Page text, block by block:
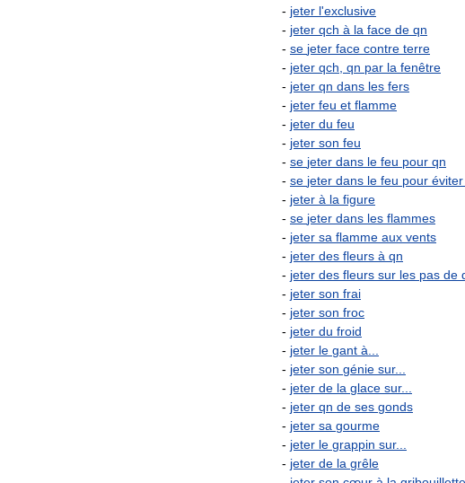
- jeter l'exclusive
- jeter qch à la face de qn
- se jeter face contre terre
- jeter qch qn par la fenêtre
- jeter qn dans les fers
- jeter feu et flamme
- jeter du feu
- jeter son feu
- se jeter dans le feu pour qn
- se jeter dans le feu pour éviter
- jeter à la figure
- se jeter dans les flammes
- jeter sa flamme aux vents
- jeter des fleurs à qn
- jeter des fleurs sur les pas de
- jeter son frai
- jeter son froc
- jeter du froid
- jeter le gant à
- jeter son génie sur...
- jeter de la glace sur...
- jeter qn de ses gonds
- jeter sa gourme
- jeter le grappin sur...
- jeter de la grêle